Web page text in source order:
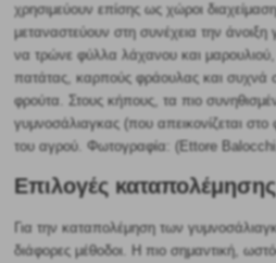
χρησιμεύουν επίσης ως χώροι
μεταναστεύουν στη συνέχεια την
να τρώνε φύλλα λάχανου και
πατάτας, καρπούς φράουλας και
φρούτα. Στους κήπους, τα πιο
γυμνοσάλιαγκας (που απεικονίζεται
του αγρού.Φωτογραφία: ( Ettore Balocchi
Επιλογές καταπολέμησης
Για την καταπολέμηση των
διάφορες μέθοδοι. Η πιο σημαντική,